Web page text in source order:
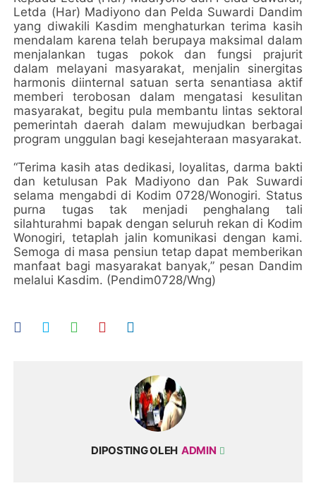
Letda (Har) Madiyono dan Pelda Suwardi Dandim
yang diwakili Kasdim menghaturkan terima kasih
mendalam karena telah berupaya maksimal dalam
menjalankan tugas pokok dan fungsi prajurit
dalam melayani masyarakat, menjalin sinergitas
harmonis diinternal satuan serta senantiasa aktif
memberi terobosan dalam mengatasi kesulitan
masyarakat, begitu pula membantu lintas sektoral
pemerintah daerah dalam mewujudkan berbagai
program unggulan bagi kesejahteraan masyarakat.
“Terima kasih atas dedikasi, loyalitas, darma bakti
dan ketulusan Pak Madiyono dan Pak Suwardi
selama mengabdi di Kodim 0728/Wonogiri. Status
purna tugas tak menjadi penghalang tali
silahturahmi bapak dengan seluruh rekan di Kodim
Wonogiri, tetaplah jalin komunikasi dengan kami.
Semoga di masa pensiun tetap dapat memberikan
manfaat bagi masyarakat banyak,” pesan Dandim
melalui Kasdim. (Pendim0728/Wng)
DIPOSTING OLEH ADMIN